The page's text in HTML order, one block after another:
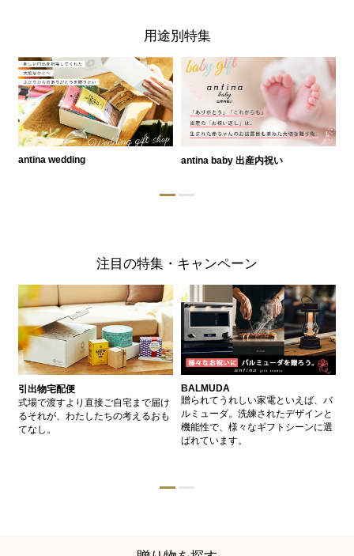
用途別特集
antina wedding antina baby 出産内祝い
注目の特集・キャンペーン
引出物宅配便
式場で渡すより直接ご自宅まで届け
るそれが、わたしたちの考えるおも
てなし。
BALMUDA
贈られてうれしい家電といえば、バ
ルミューダ。洗練されたデザインと
機能性で、様々なギフトシーンに選
ばれています。